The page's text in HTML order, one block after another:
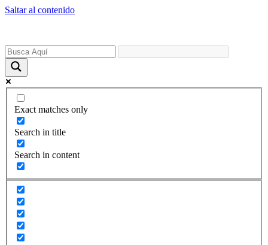
Saltar al contenido
Exact matches only
Search in title
Search in content